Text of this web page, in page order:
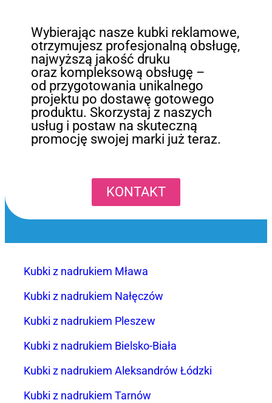
Wybierając nasze kubki reklamowe,
otrzymujesz profesjonalną obsługę,
najwyższą jakość druku
oraz kompleksową obsługę –
od przygotowania unikalnego
projektu po dostawę gotowego
produktu. Skorzystaj z naszych
usług i postaw na skuteczną
promocję swojej marki już teraz.
KONTAKT
Kubki z nadrukiem Mława
Kubki z nadrukiem Nałęczów
Kubki z nadrukiem Pleszew
Kubki z nadrukiem Bielsko-Biała
Kubki z nadrukiem Aleksandrów Łódzki
Kubki z nadrukiem Tarnów